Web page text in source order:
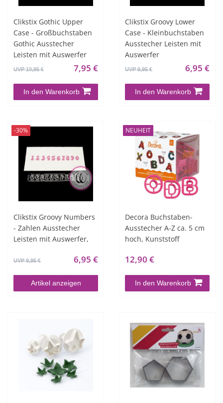
Clikstix Gothic Upper
Case - Großbuchstaben
Gothic Ausstecher
Leisten mit Auswerfer
UVP 10,95 € 7,95 €
In den Warenkorb
Clikstix Groovy Lower
Case - Kleinbuchstaben
Ausstecher Leisten mit
Auswerfer
UVP 9,95 € 6,95 €
In den Warenkorb
-30%
Clikstix Groovy Numbers
- Zahlen Ausstecher
Leisten mit Auswerfer,
UVP 9,95 € 6,95 €
Artikel anzeigen
NEUHEIT
Decora Buchstaben-
Ausstecher A-Z ca. 5 cm
hoch, Kunststoff
12,90 €
In den Warenkorb